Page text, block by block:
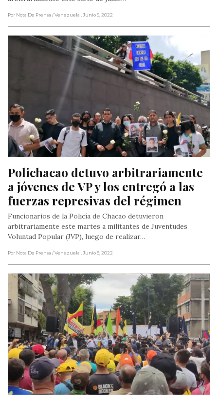
Por Nota De Prensa / Venezuela , Junio 9, 2022
Polichacao detuvo arbitrariamente
a jóvenes de VP y los entregó a las
fuerzas represivas del régimen
Funcionarios de la Policía de Chacao detuvieron
arbitrariamente este martes a militantes de Juventudes
Voluntad Popular (JVP), luego de realizar…
Por Nota De Prensa / Venezuela , Junio 8, 2022